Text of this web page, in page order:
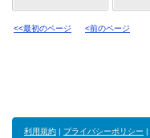
<<最初のページ <前のページ
利用規約 | プライバシーポリシー |